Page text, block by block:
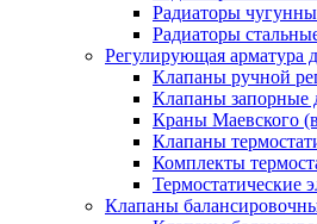
Радиаторы
Радиаторы
Регулирующая арматура
Клапаны ручной
Клапаны запорные
Краны Маевского
Клапаны
Комплекты
Термостатические
Клапаны